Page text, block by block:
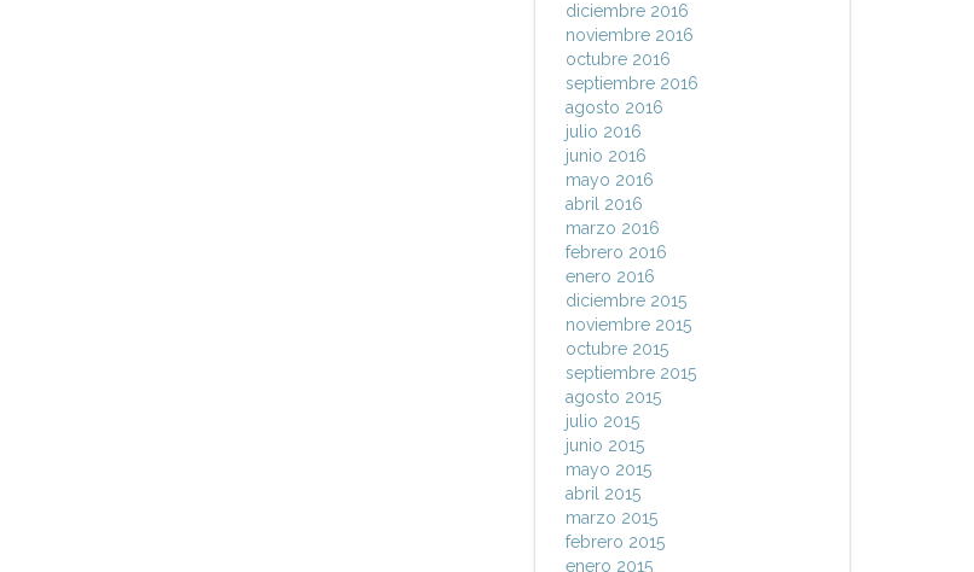
diciembre 2016
noviembre 2016
octubre 2016
septiembre 2016
agosto 2016
julio 2016
junio 2016
mayo 2016
abril 2016
marzo 2016
febrero 2016
enero 2016
diciembre 2015
noviembre 2015
octubre 2015
septiembre 2015
agosto 2015
julio 2015
junio 2015
mayo 2015
abril 2015
marzo 2015
febrero 2015
enero 2015